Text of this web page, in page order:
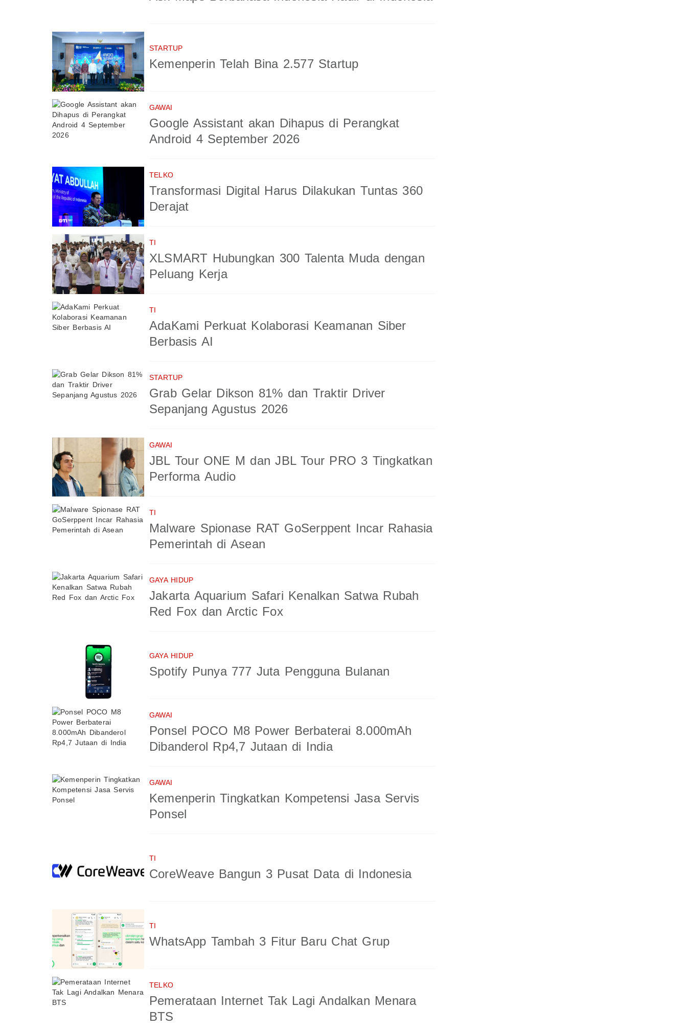
STARTUP
Kemenperin Telah Bina 2.577 Startup
GAWAI
Google Assistant akan Dihapus di Perangkat
Android 4 September 2026
TELKO
Transformasi Digital Harus Dilakukan Tuntas 360
Derajat
TI
XLSMART Hubungkan 300 Talenta Muda dengan
Peluang Kerja
TI
AdaKami Perkuat Kolaborasi Keamanan Siber
Berbasis AI
STARTUP
Grab Gelar Dikson 81% dan Traktir Driver
Sepanjang Agustus 2026
GAWAI
JBL Tour ONE M dan JBL Tour PRO 3 Tingkatkan
Performa Audio
TI
Malware Spionase RAT GoSerppent Incar Rahasia
Pemerintah di Asean
GAYA HIDUP
Jakarta Aquarium Safari Kenalkan Satwa Rubah
Red Fox dan Arctic Fox
GAYA HIDUP
Spotify Punya 777 Juta Pengguna Bulanan
GAWAI
Ponsel POCO M8 Power Berbaterai 8.000mAh
Dibanderol Rp4,7 Jutaan di India
GAWAI
Kemenperin Tingkatkan Kompetensi Jasa Servis
Ponsel
TI
CoreWeave Bangun 3 Pusat Data di Indonesia
TI
WhatsApp Tambah 3 Fitur Baru Chat Grup
TELKO
Pemerataan Internet Tak Lagi Andalkan Menara
BTS